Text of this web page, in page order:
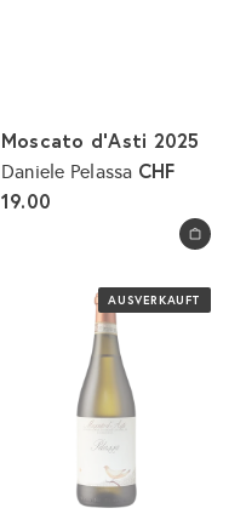
In den Warenkorb legen
Moscato d'Asti 2025
Daniele Pelassa CHF
19.00
AUSVERKAUFT